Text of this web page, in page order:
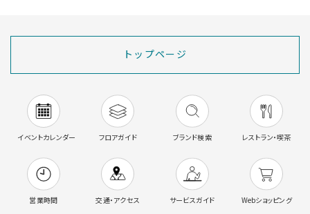
トップページ
イベントカレンダー フロアガイド ブランド検索 レストラン・喫茶
営業時間 交通・アクセス サービスガイド Webショッピング